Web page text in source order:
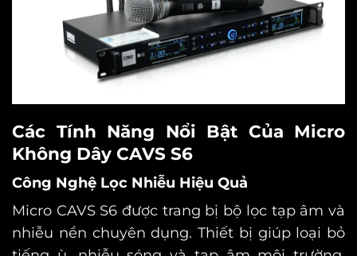
Các Tính Năng Nổi Bật Của Micro
Không Dây CAVS S6
Công Nghệ Lọc Nhiễu Hiệu Quả
Micro CAVS S6 được trang bị bộ lọc tạp âm và
nhiễu nền chuyên dụng. Thiết bị giúp loại bỏ